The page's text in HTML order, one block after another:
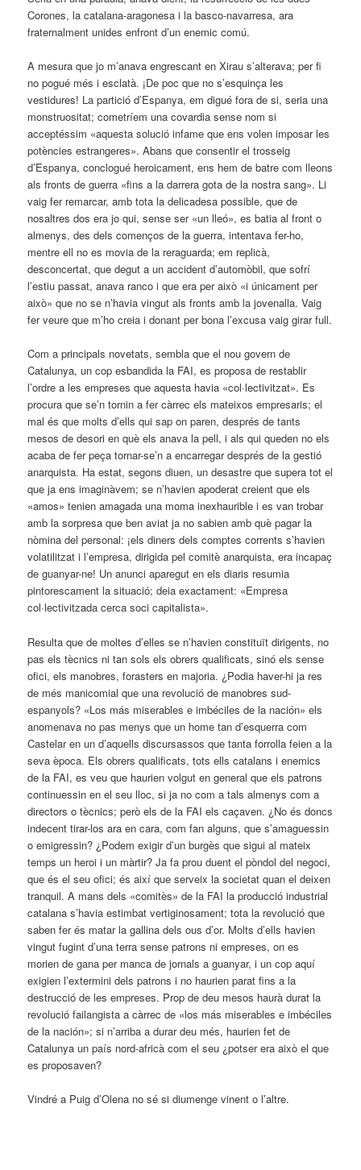
Corones, la catalana-aragonesa i la basco-navarresa, ara
fraternalment unides enfront d’un enemic comú.
A mesura que jo m’anava engrescant en Xirau s’alterava; per fi
no pogué més i esclatà. ¡De poc que no s’esquinça les
vestidures! La partició d’Espanya, em digué fora de si, seria una
monstruositat; cometríem una covardia sense nom si
acceptéssim «aquesta solució infame que ens volen imposar les
potències estrangeres». Abans que consentir el trosseig
d’Espanya, conclogué heroicament, ens hem de batre com lleons
als fronts de guerra «fins a la dar­rera gota de la nostra sang». Li
vaig fer remarcar, amb tota la delicadesa possible, que de
nosaltres dos era jo qui, sense ser «un lleó», es batia al front o
almenys, des dels començos de la guerra, intentava fer-ho,
mentre ell no es movia de la reraguarda; em replicà,
desconcertat, que degut a un accident d’automòbil, que sofrí
l’estiu passat, anava ranco i que era per això «i únicament per
això» que no se n’havia vingut als fronts amb la jovenalla. Vaig
fer veure que m’ho creia i donant per bona l’excusa vaig girar full.
Com a principals novetats, sembla que el nou govern de
Catalunya, un cop esbandida la FAI, es proposa de res­tablir
l’ordre a les empreses que aquesta havia «col·lectivitzat». Es
procura que se’n tornin a fer càrrec els mateixos empresaris; el
mal és que molts d’ells qui sap on paren, després de tants
mesos de desori en què els anava la pell, i als qui queden no els
acaba de fer peça tornar-se’n a encarregar després de la gestió
anarquista. Ha ­estat, segons diuen, un desastre que supera tot el
que ja ens imaginàvem; se n’havien apoderat creient que els
«amos» tenien amagada una moma inexhaurible i es van trobar
amb la sorpresa que ben aviat ja no sabien amb què pagar la
nòmina del personal: ¡els diners dels comptes corrents s’havien
volatilitzat i l’empresa, dirigida pel comitè anarquista, era incapaç
de guanyar-ne! Un anunci aparegut en els diaris resumia
pintorescament la situació; deia exactament: «Empresa
col·lectivitzada cerca soci capitalista».
Resulta que de moltes d’elles se n’havien constituït dirigents, no
pas els tècnics ni tan sols els obrers qualificats, sinó els sense
ofici, els manobres, forasters en majoria. ¿Podia haver-hi ja res
de més manicomial que una revolució de manobres sud-
espanyols? «Los más miserables e imbéciles de la nación» els
anomenava no pas menys que un home tan d’esquerra com
Castelar en un d’aquells discursassos que tanta forrolla feien a la
seva època. Els obrers qualificats, tots ells catalans i enemics
de la FAI, es veu que haurien volgut en general que els patrons
continuessin en el seu lloc, si ja no com a tals almenys com a
directors o tècnics; però els de la FAI els caçaven. ¿No és doncs
indecent tirar-los ara en cara, com fan alguns, que s’amaguessin
o emigressin? ¿Podem exigir d’un burgès que sigui al mateix
temps un heroi i un màrtir? Ja fa prou duent el pòndol del negoci,
que és el seu ofici; és així que serveix la societat quan el deixen
tranquil. A mans dels «comitès» de la FAI la producció industrial
catalana ­s’havia estimbat vertiginosament; tota la revolució que
saben fer és matar la gallina dels ous d’or. Molts d’ells havien
vingut fugint d’una terra sense patrons ni empreses, on es
morien de gana per manca de jornals a guanyar, i un cop aquí
exigien l’extermini dels patrons i no haurien parat fins a la
destrucció de les empreses. Prop de deu mesos haurà durat la
revolució failangista a càrrec de «los más miserables e imbéciles
de la nación»; si n’arriba a durar deu més, haurien fet de
Catalunya un país nord-africà com el seu ¿potser era això el que
es proposaven?
Vindré a Puig d’Olena no sé si diumenge vinent o l’altre.